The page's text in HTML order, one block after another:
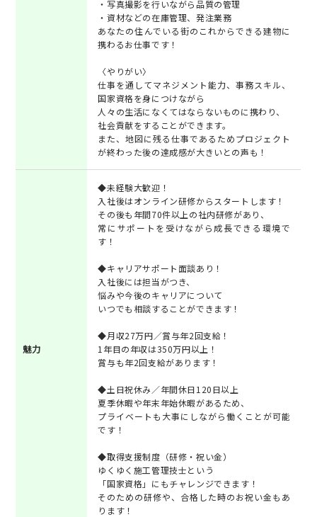
・写真撮影を行いながら品質の管理
・資材などの在庫管理、発注業務
あなたの住んでいる街のこれからできる建物に
携わるお仕事です！
〈やりがい〉
仕事を通してマネジメント能力、事務スキル、
国家資格を身につけながら
人々の生活になくてはならないものに携わり、
社会貢献をすることができます。
また、地図に残る仕事であるためプロジェクト
が終わった後の達成感が大きいとの声も！
魅力
◆未経験大歓迎！
入社後はオンライン研修からスタートします！
その後も年間70件以上の社内研修があり、
常にサポートを受けながら成長できる環境で
す！
◆キャリアサポート面談あり！
入社後には担当がつき、
悩みや今後のキャリアについて
いつでも相談することができます！
◆月収27万円／賞与年2回支給！
1年目の年収は350万円以上！
賞与も年2回支給があります！
◆土日祝休み／年間休日120日以上
夏季休暇や年末年始休暇があるため、
プライベートも大事にしながら働くことが可能
です！
◆取得支援制度（研修・祝い金）
ゆくゆく施工管理技士という
「国家資格」にもチャレンジできます！
そのための研修や、合格した時のお祝い金もあ
ります！